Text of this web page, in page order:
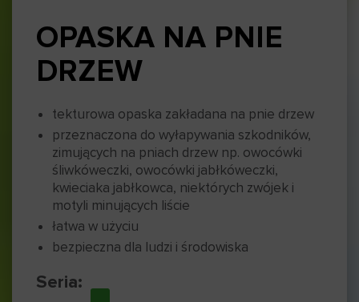
OPASKA NA PNIE
DRZEW
tekturowa opaska zakładana na pnie drzew
przeznaczona do wyłapywania szkodników,
zimujących na pniach drzew np. owocówki
śliwkóweczki, owocówki jabłkóweczki,
kwieciaka jabłkowca, niektórych zwójek i
motyli minujących liście
łatwa w użyciu
bezpieczna dla ludzi i środowiska
Seria: